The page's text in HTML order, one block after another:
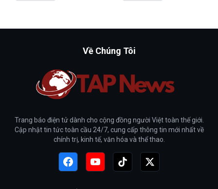
Về Chúng Tôi
Trang báo điện tử dành cho cộng đồng người Việt toàn thế giới.
Cập nhật tin tức toàn cầu 24/7, cung cấp thông tin mới nhất về
chính trị, kinh tế, văn hóa và thể thao.